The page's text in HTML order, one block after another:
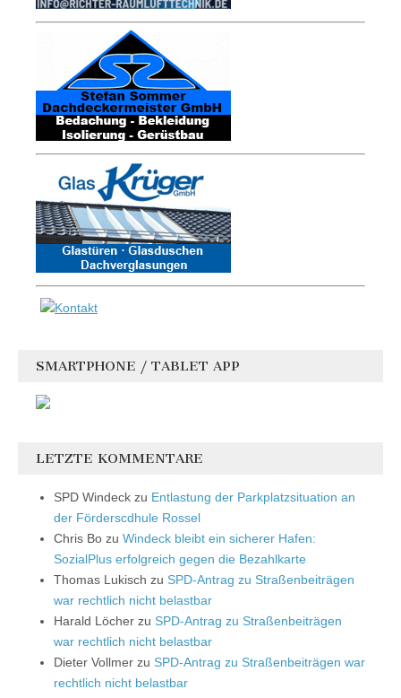
SMARTPHONE / TABLET APP
LETZTE KOMMENTARE
SPD Windeck zu Entlastung der Parkplatzsituation an
der Förderscdhule Rossel
Chris Bo zu Windeck bleibt ein sicherer Hafen:
SozialPlus erfolgreich gegen die Bezahlkarte
Thomas Lukisch zu SPD-Antrag zu Straßenbeiträgen
war rechtlich nicht belastbar
Harald Löcher zu SPD-Antrag zu Straßenbeiträgen
war rechtlich nicht belastbar
Dieter Vollmer zu SPD-Antrag zu Straßenbeiträgen war
rechtlich nicht belastbar